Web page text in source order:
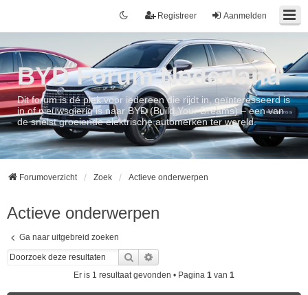
Aanmelden
Registreer
BYD Forum Nederland
Dit forum is dé plek voor iedereen die rijdt in, geïnteresseerd is
in of nieuwsgierig is naar BYD (Build Your Dreams) – een van
de snelst groeiende elektrische automerken ter wereld.
Forumoverzicht Zoek Actieve onderwerpen
Actieve onderwerpen
Ga naar uitgebreid zoeken
Zoek
Er is 1 resultaat gevonden • Pagina 1 van 1